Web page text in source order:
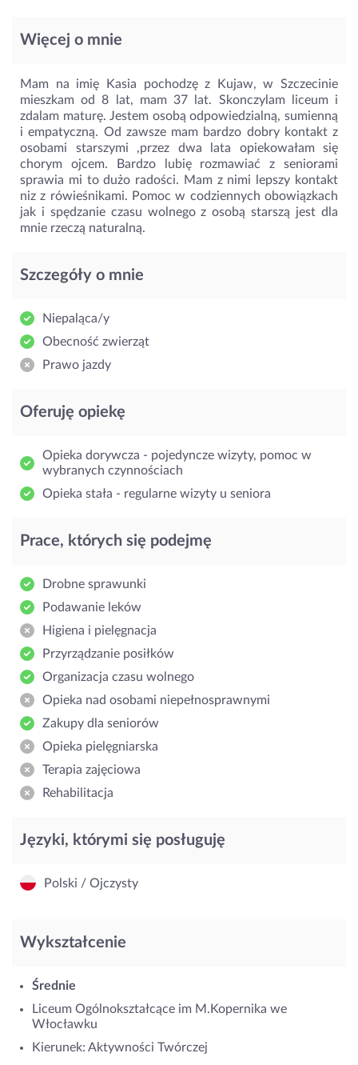
Więcej o mnie
Mam na imię Kasia pochodzę z Kujaw, w Szczecinie
mieszkam od 8 lat, mam 37 lat. Skonczylam liceum i
zdalam maturę. Jestem osobą odpowiedzialną, sumienną
i empatyczną. Od zawsze mam bardzo dobry kontakt z
osobami starszymi ,przez dwa lata opiekowałam się
chorym ojcem. Bardzo lubię rozmawiać z seniorami
sprawia mi to dużo radości. Mam z nimi lepszy kontakt
niz z rówieśnikami. Pomoc w codziennych obowiązkach
jak i spędzanie czasu wolnego z osobą starszą jest dla
mnie rzeczą naturalną.
Szczegóły o mnie
Niepaląca/y
Obecność zwierząt
Prawo jazdy
Oferuję opiekę
Opieka dorywcza - pojedyncze wizyty, pomoc w
wybranych czynnościach
Opieka stała - regularne wizyty u seniora
Prace, których się podejmę
Drobne sprawunki
Podawanie leków
Higiena i pielęgnacja
Przyrządzanie posiłków
Organizacja czasu wolnego
Opieka nad osobami niepełnosprawnymi
Zakupy dla seniorów
Opieka pielęgniarska
Terapia zajęciowa
Rehabilitacja
Języki, którymi się posługuję
Polski / Ojczysty
Wykształcenie
Średnie
Liceum Ogólnokształcące im M.Kopernika we
Włocławku
Kierunek: Aktywności Twórczej